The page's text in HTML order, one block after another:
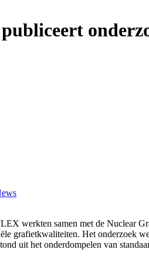
werkten samen met de Nuclear
grafietkwaliteiten. Het onderzoek
uit het onderdompelen van